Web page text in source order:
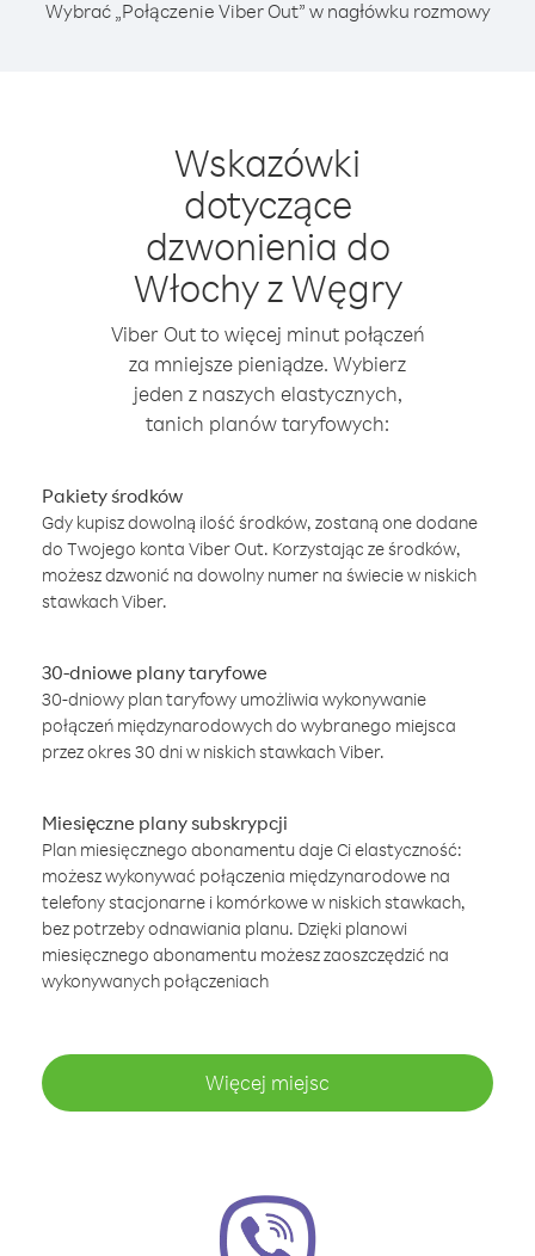
Wybrać „Połączenie Viber Out” w nagłówku rozmowy
Wskazówki
dotyczące
dzwonienia do
Włochy z Węgry
Viber Out to więcej minut połączeń
za mniejsze pieniądze. Wybierz
jeden z naszych elastycznych,
tanich planów taryfowych:
Pakiety środków
Gdy kupisz dowolną ilość środków, zostaną one dodane
do Twojego konta Viber Out. Korzystając ze środków,
możesz dzwonić na dowolny numer na świecie w niskich
stawkach Viber.
30-dniowe plany taryfowe
30-dniowy plan taryfowy umożliwia wykonywanie
połączeń międzynarodowych do wybranego miejsca
przez okres 30 dni w niskich stawkach Viber.
Miesięczne plany subskrypcji
Plan miesięcznego abonamentu daje Ci elastyczność:
możesz wykonywać połączenia międzynarodowe na
telefony stacjonarne i komórkowe w niskich stawkach,
bez potrzeby odnawiania planu. Dzięki planowi
miesięcznego abonamentu możesz zaoszczędzić na
wykonywanych połączeniach
Więcej miejsc